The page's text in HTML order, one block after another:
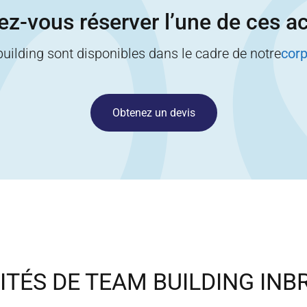
vous réserver l’une de ces
sont disponibles dans le cadre de notre
Obtenez un devis
DE TEAM BUILDING IN